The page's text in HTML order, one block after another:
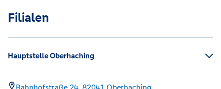
Filialen
Hauptstelle Oberhaching